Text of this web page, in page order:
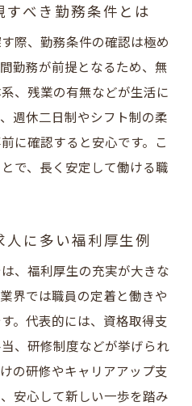
すべき勤務条件とは
際、勤務条件の確認は極め
勤務が前提となるため、無
、残業の有無などが生活に
週休二日制やシフト制の柔
に確認すると安心です。こ
で、長く安定して働ける職
に多い福利厚生例
、福利厚生の充実が大きな
界では職員の定着と働きや
。代表的には、資格取得支
、研修制度などが挙げられ
の研修やキャリアアップ支
安心して新しい一歩を踏み